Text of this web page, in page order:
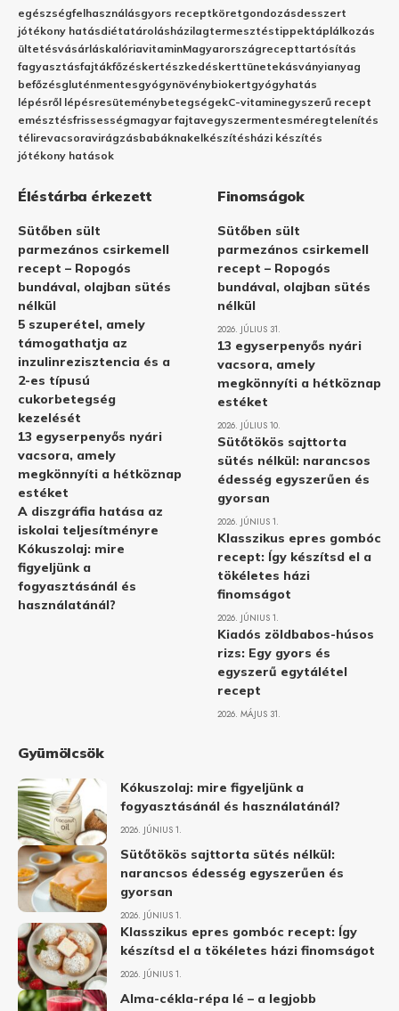
egészségfelhasználásgyors receptköretgondozásdesszert
jótékony hatásdiétatárolásházilagtermesztéstippektáplálkozás
ültetésvásárláskalóriavitaminMagyarországrecepttartósítás
fagyasztásfajtákfőzéskertészkedéskerttünetekásványianyag
befőzésgluténmentesgyógynövénybiokertgyógyhatás
lépésről lépésresüteménybetegségekC-vitaminegyszerű recept
emésztésfrissességmagyar fajtavegyszermentesméregtelenítés
télirevacsoravirágzásbabáknakelkészítésházi készítés
jótékony hatások
Éléstárba érkezett
Sütőben sült
parmezános csirkemell
recept – Ropogós
bundával, olajban sütés
nélkül
5 szuperétel, amely
támogathatja az
inzulinrezisztencia és a
2-es típusú
cukorbetegség
kezelését
13 egyserpenyős nyári
vacsora, amely
megkönnyíti a hétköznap
estéket
A diszgráfia hatása az
iskolai teljesítményre
Kókuszolaj: mire
figyeljünk a
fogyasztásánál és
használatánál?
Finomságok
Sütőben sült
parmezános csirkemell
recept – Ropogós
bundával, olajban sütés
nélkül
2026. JÚLIUS 31.
13 egyserpenyős nyári
vacsora, amely
megkönnyíti a hétköznap
estéket
2026. JÚLIUS 10.
Sütőtökös sajttorta
sütés nélkül: narancsos
édesség egyszerűen és
gyorsan
2026. JÚNIUS 1.
Klasszikus epres gombóc
recept: Így készítsd el a
tökéletes házi
finomságot
2026. JÚNIUS 1.
Kiadós zöldbabos-húsos
rizs: Egy gyors és
egyszerű egytálétel
recept
2026. MÁJUS 31.
Gyümölcsök
Kókuszolaj: mire figyeljünk a
fogyasztásánál és használatánál?
2026. JÚNIUS 1.
Sütőtökös sajttorta sütés nélkül:
narancsos édesség egyszerűen és
gyorsan
2026. JÚNIUS 1.
Klasszikus epres gombóc recept: Így
készítsd el a tökéletes házi finomságot
2026. JÚNIUS 1.
Alma-cékla-répa lé – a legjobb